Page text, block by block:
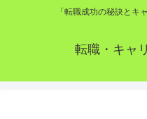
「転職成功の秘訣とキ
転職・キャ